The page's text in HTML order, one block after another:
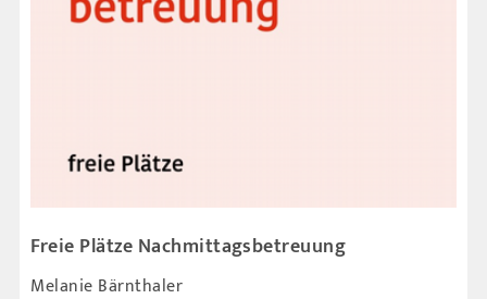
Freie Plätze Nachmittagsbetreuung
Melanie Bärnthaler